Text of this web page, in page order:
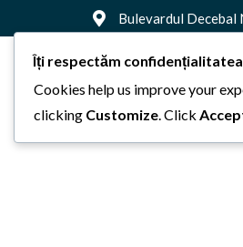
Bulevardul Decebal
Îți respectăm confidențialitatea
Cookies help us improve your
clicking Customize . Click